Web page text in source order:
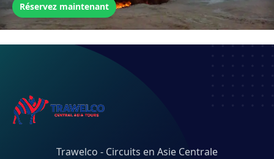
Réservez maintenant
Trawelco - Circuits en Asie Centrale